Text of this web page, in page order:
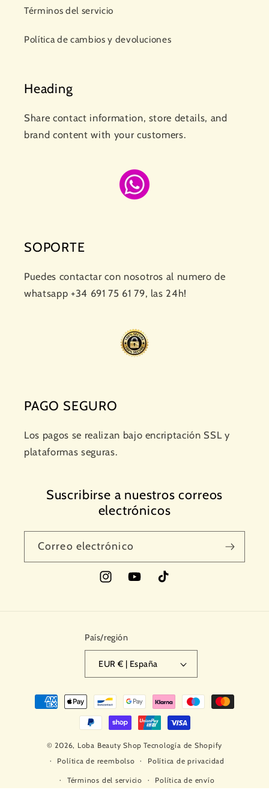
Términos del servicio
Política de cambios y devoluciones
Heading
Share contact information, store details, and
brand content with your customers.
SOPORTE
Puedes contactar con nosotros al numero de
whatsapp +34 691 75 61 79, las 24h!
PAGO SEGURO
Los pagos se realizan bajo encriptación SSL y
plataformas seguras.
Suscribirse a nuestros correos
electrónicos
Correo electrónico
InstagramYouTubeTikTok
País/región
EUR € | España
Formas
© 2026, Loba Beauty Shop Tecnología de Shopify
Política de reembolso
Política de privacidad
Términos del servicio Política de envío